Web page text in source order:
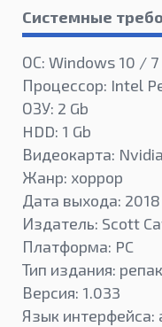
Системные
ОС: Windows 10 /
Процессор: Intel
ОЗУ: 2 Gb
HDD: 1 Gb
Видеокарта:
Жанр: хоррор
Дата выхода: 2018
Издатель: Scott
Платформа: PC
Тип издания: репак
Версия: 1.033
Язык интерфейса: